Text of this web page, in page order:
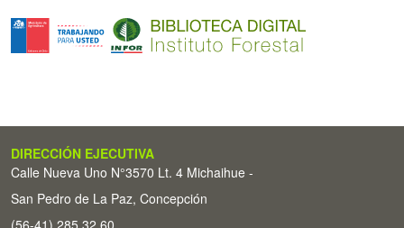
DIRECCIÓN EJECUTIVA
Calle Nueva Uno N°3570 Lt. 4 Michaihue -
San Pedro de La Paz, Concepción
(56-41) 285 32 60